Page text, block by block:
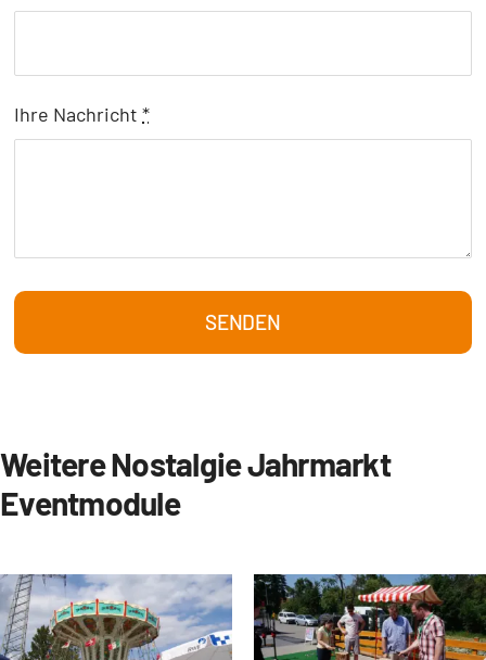
Ihre Nachricht*
SENDEN
Weitere Nostalgie Jahrmarkt
Eventmodule